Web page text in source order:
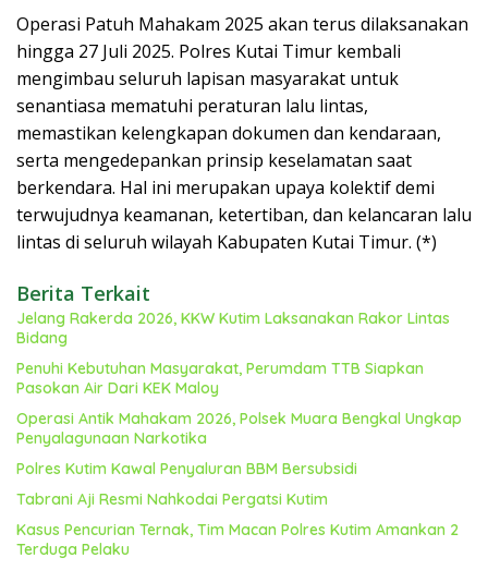
Operasi Patuh Mahakam 2025 akan terus dilaksanakan
hingga 27 Juli 2025. Polres Kutai Timur kembali
mengimbau seluruh lapisan masyarakat untuk
senantiasa mematuhi peraturan lalu lintas,
memastikan kelengkapan dokumen dan kendaraan,
serta mengedepankan prinsip keselamatan saat
berkendara. Hal ini merupakan upaya kolektif demi
terwujudnya keamanan, ketertiban, dan kelancaran lalu
lintas di seluruh wilayah Kabupaten Kutai Timur. (*)
Berita Terkait
Jelang Rakerda 2026, KKW Kutim Laksanakan Rakor Lintas
Bidang
Penuhi Kebutuhan Masyarakat, Perumdam TTB Siapkan
Pasokan Air Dari KEK Maloy
Operasi Antik Mahakam 2026, Polsek Muara Bengkal Ungkap
Penyalagunaan Narkotika
Polres Kutim Kawal Penyaluran BBM Bersubsidi
Tabrani Aji Resmi Nahkodai Pergatsi Kutim
Kasus Pencurian Ternak, Tim Macan Polres Kutim Amankan 2
Terduga Pelaku